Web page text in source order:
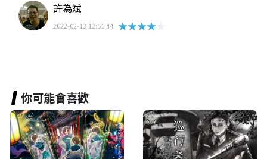
許為斌
2022-02-13 12:51:44 ★★★★★
你可能會喜歡